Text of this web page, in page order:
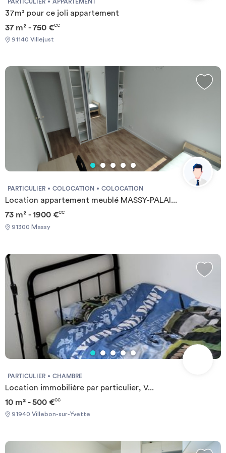
PARTICULIER APPARTEMENT
37m² pour ce joli appartement
37 m² - 750 €CC
91140 Villejust
PARTICULIER COLOCATION COLOCATION
Location appartement meublé MASSY-PALAI...
73 m² - 1900 €CC
91300 Massy
PARTICULIER CHAMBRE
Location immobilière par particulier, V...
10 m² - 500 €CC
91940 Villebon-sur-Yvette